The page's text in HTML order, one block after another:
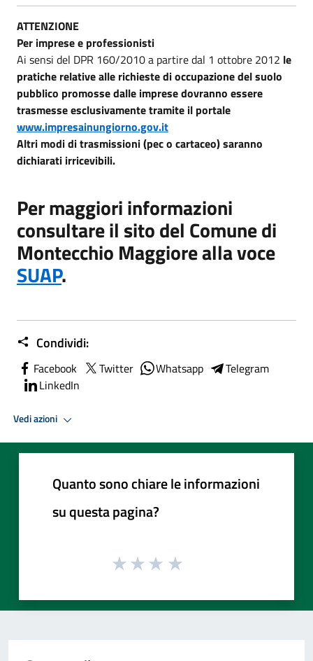
ATTENZIONE
Per imprese e professionisti
Ai sensi del DPR 160/2010 a partire dal 1 ottobre 2012 le
pratiche relative alle richieste di occupazione del suolo
pubblico promosse dalle imprese dovranno essere
trasmesse esclusivamente tramite il portale
www.impresainungiorno.gov.it
Altri modi di trasmissioni (pec o cartaceo) saranno
dichiarati irricevibili.
Per maggiori informazioni
consultare il sito del Comune di
Montecchio Maggiore alla voce
SUAP.
Condividi:
Facebook Twitter Whatsapp
Telegram
LinkedIn
Vedi azioni
Quanto sono chiare le informazioni
su questa pagina?